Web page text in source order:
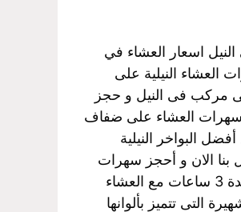
اسعار العشاء في
العشاء النيلية على
على مركب فى النيل و حجز
و سهرات العشاء على ضفاف
البواخر النيلية
بنا الان و أحجز سهرات
العشاء النيلية بالقاهرة و حجز المراكب النيلية العائمة حيث الابحار على نيل القاهرة لمدة 3 ساعات مع العشاء
التى تتميز بألوانها